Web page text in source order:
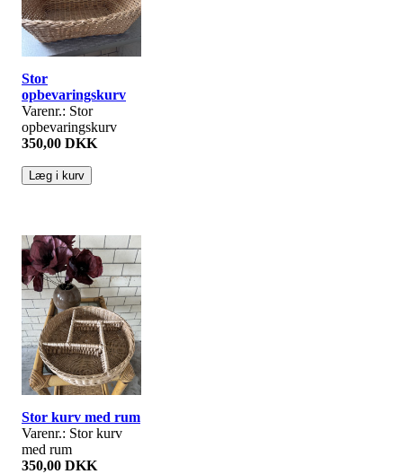
Stor
opbevaringskurv
Varenr.: Stor
opbevaringskurv
350,00 DKK
Stor kurv med rum
Varenr.: Stor kurv
med rum
350,00 DKK